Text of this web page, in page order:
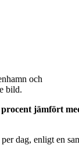
och
bild.
jämfört
dag, enligt en